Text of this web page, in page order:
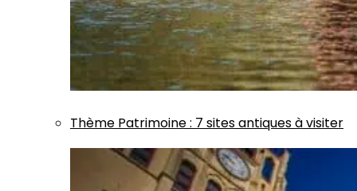
Thème Patrimoine: 7 sites antiques à visiter